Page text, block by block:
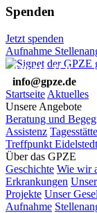
Spenden
Jetzt spenden
Aufnahme
040 415 31 0
info@gpze.de
Startseite Aktuelles
Unsere Angebote
Beratung und
Assistenz Tagesstätte
Treffpunkt Eidelstedt
Über das GPZE
Geschichte Wie wir
Erkrankungen
Projekte Unser
Aufnahme